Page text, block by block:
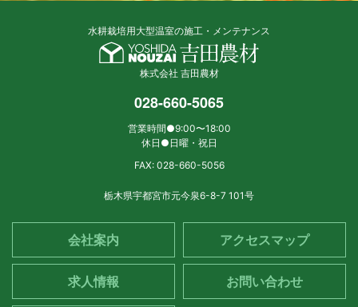
水耕栽培用大型温室の施工・メンテナンス
株式会社 吉田農材
028-660-5065
営業時間●9:00〜18:00
休日●日曜・祝日
FAX: 028-660-5056
栃木県宇都宮市元今泉6-8-7 101号
会社案内 アクセスマップ
求人情報 お問い合わせ